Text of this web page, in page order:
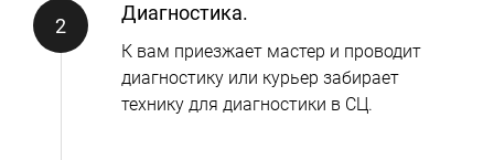
Диагностика.
К вам приезжает мастер и проводит
диагностику или курьер забирает
технику для диагностики в СЦ.